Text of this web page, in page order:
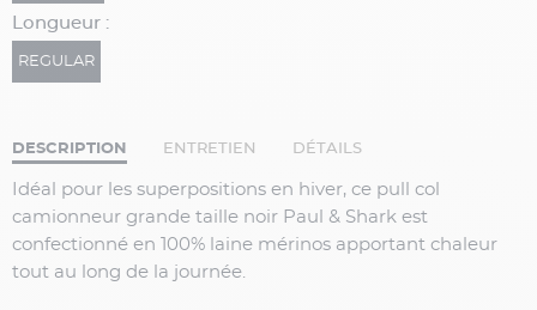
Longueur :
REGULAR
DESCRIPTION ENTRETIEN DÉTAILS
Idéal pour les superpositions en hiver, ce pull col
camionneur grande taille noir Paul & Shark est
confectionné en 100% laine mérinos apportant chaleur
tout au long de la journée.